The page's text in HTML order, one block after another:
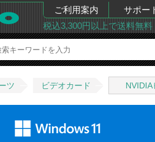
ご利用案内 サポー
税込3,300円以上で送料無料
ツ ビデオカード NVIDIA